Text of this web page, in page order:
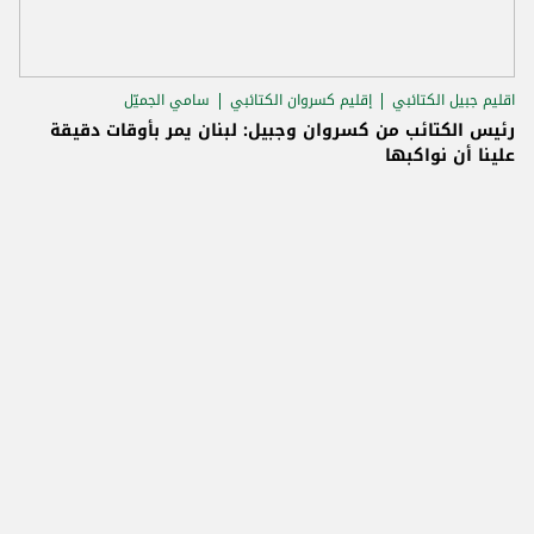
اقليم جبيل الكتائبي إقليم كسروان الكتائبي سامي الجميّل
رئيس الكتائب من كسروان وجبيل: لبنان يمر بأوقات دقيقة
علينا أن نواكبها